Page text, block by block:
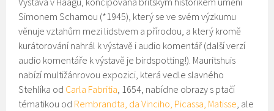
Simonem Schamou (*1945), který se ve svém výzkumu
věnuje vztahům mezi lidstvem a přírodou, a který kromě
kurátorování nahrál k výstavě i audio komentář (další verzí
audio komentáře k výstavě je birdspotting!). Mauritshuis
nabízí multižánrovou expozici, která vedle slavného
Stehlíka od Carla Fabritia, 1654, nabídne obrazy s ptačí
tématikou od Rembrandta, da Vinciho, Picassa, Matisse, ale